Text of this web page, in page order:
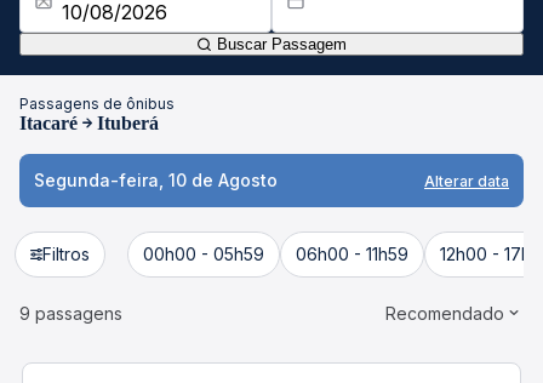
Buscar Passagem
Passagens de ônibus
Itacaré Ituberá
Segunda-feira, 10 de Agosto Alterar data
Filtros 00h00 - 05h59 06h00 - 11h59 12h00 -
9 passagens Recomendado